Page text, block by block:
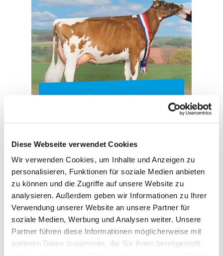
Diese Webseite verwendet Cookies
Wir verwenden Cookies, um Inhalte und Anzeigen zu
personalisieren, Funktionen für soziale Medien anbieten
zu können und die Zugriffe auf unsere Website zu
analysieren. Außerdem geben wir Informationen zu Ihrer
Verwendung unserer Website an unsere Partner für
soziale Medien, Werbung und Analysen weiter. Unsere
Partner führen diese Informationen möglicherweise mit
weiteren Daten zusammen, die Sie ihnen bereitgestellt
TOCAR-Tochter - WIT Gahna
Ihr Züchter Thomas Wiethege aus Halver verkaufte
die TOCAR-Tochter zu einem Spitzenpreis von 3.300
Euro auf der November-Auktion in Hamm. Sie war
damit der Topseller der Veranstaltung! Hans-Jürgen
Wendt aus Riepsdorf (Schleswig-Holstein) erkannte